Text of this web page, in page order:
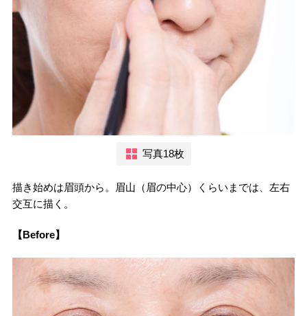
写真18枚
描き始めは眉頭から。眉山（眉の中心）くらいまでは、左右
交互に描く。
【Before】